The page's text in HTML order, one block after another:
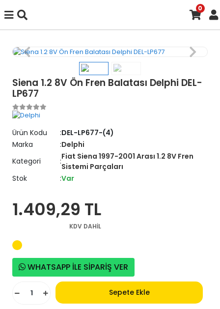
0
Siena 1.2 8V Ön Fren Balatası Delphi DEL-
LP677
Ürün Kodu
DEL-LP677-(4)
Marka
Delphi
Kategori
Fiat Siena 1997-2001 Arası 1.2 8V Fren
Sistemi Parçaları
Stok
Var
1.409,29 TL
KDV DAHİL
WHATSAPP İLE SİPARİŞ VER
Sepete Ekle